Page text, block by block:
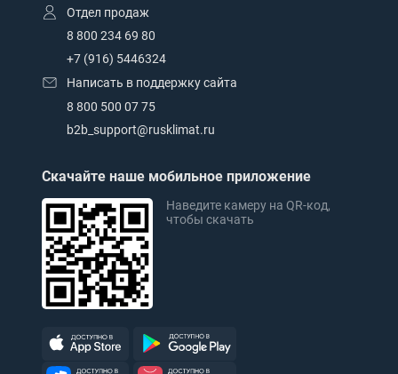
Отдел продаж
8 800 234 69 80
+7 (916) 5446324
Написать в поддержку сайта
8 800 500 07 75
b2b_support@rusklimat.ru
Скачайте наше мобильное приложение
Наведите камеру на QR-код,
чтобы скачать